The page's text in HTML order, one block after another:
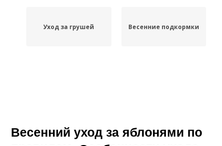
Уход за грушей Весенние подкормки
Весенний уход за яблонями по